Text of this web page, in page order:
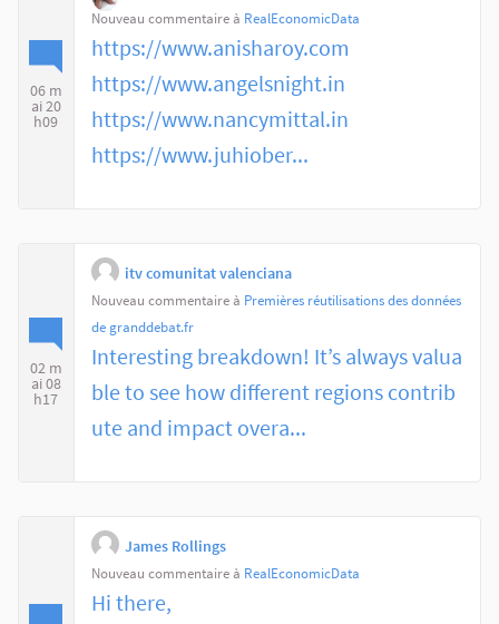
06 m
ai 20
h09
Nouveau commentaire à RealEconomicData
https://www.anisharoy.com
https://www.angelsnight.in
https://www.nancymittal.in
https://www.juhiober...
02 m
ai 08
h17
itv comunitat valenciana
Nouveau commentaire à Premières réutilisations des données
de granddebat.fr
Interesting breakdown! It’s always valua
ble to see how different regions contrib
ute and impact overa...
James Rollings
Nouveau commentaire à RealEconomicData
Hi there,